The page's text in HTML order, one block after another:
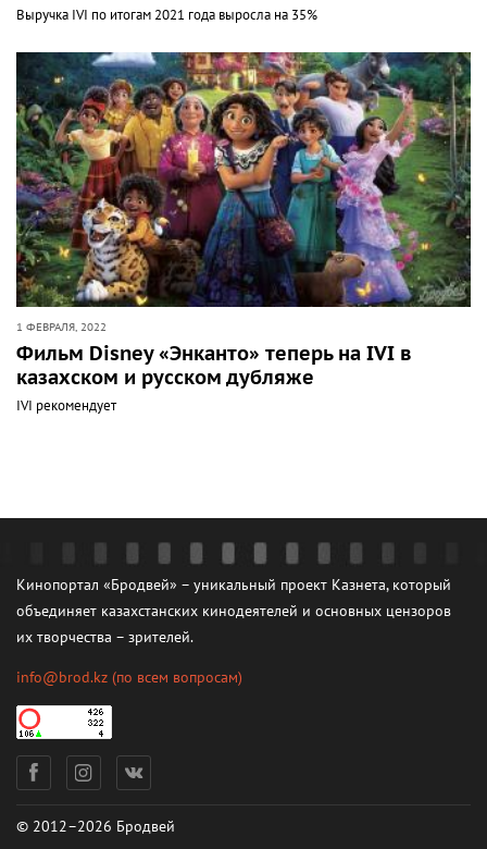
Выручка IVI по итогам 2021 года выросла на 35%
1 ФЕВРАЛЯ, 2022
Фильм Disney «Энканто» теперь на IVI в
казахском и русском дубляже
IVI рекомендует
Кинопортал «Бродвей» – уникальный проект Казнета, который
объединяет казахстанских кинодеятелей и основных цензоров
их творчества – зрителей.
info@brod.kz (по всем вопросам)
© 2012–2026 Бродвей